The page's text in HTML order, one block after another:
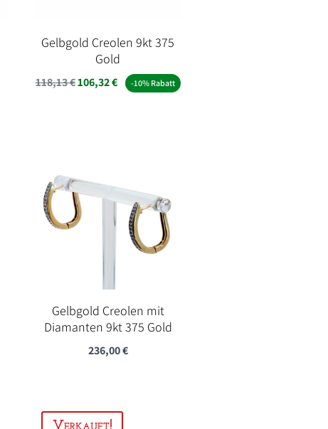
Gelbgold Creolen 9kt 375
Gold
118,13€106,32€ -10% Rabatt
Gelbgold Creolen mit
Diamanten 9kt 375 Gold
236,00€